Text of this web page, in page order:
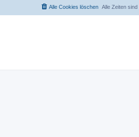
Alle Zeiten sind
Alle Cookies löschen